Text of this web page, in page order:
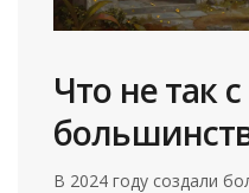
Что не так с
В 2024 году создали